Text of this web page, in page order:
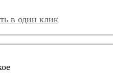
в один клик